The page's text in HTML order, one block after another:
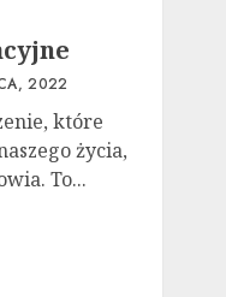
2022
które
życia,
To...